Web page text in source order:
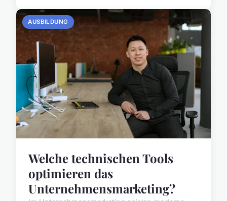
AUSBILDUNG
Welche technischen Tools
optimieren das
Unternehmensmarketing?